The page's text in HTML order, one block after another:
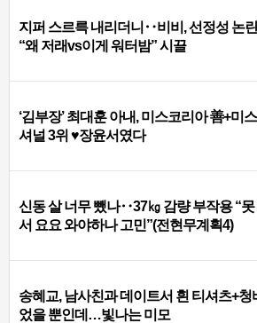
지퍼 스르륵 내리더니‥비비, 선정성 논
“왜 저래vs이게 워터밤” 시끌
‘김부장’ 최대훈 아내, 미스코리아 善+미
셔널 3위 ♥장윤서였다
신동 살 너무 뺐나‥37㎏ 감량 부작용 “못
서 요요 와야하나 고민”(전현무계획4)
송혜교, 남사친과 데이트서 흰 티셔츠+청
었을 뿐인데…빛나는 미모